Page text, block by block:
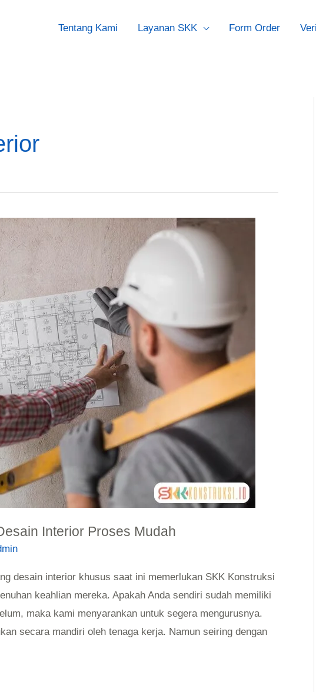
Tentang Kami Layanan SKK Form Order
Interior Proses Mudah
desain interior khusus saat ini memerlukan SKK Konstruksi
keahlian mereka. Apakah Anda sendiri sudah memiliki
maka kami menyarankan untuk segera mengurusnya.
secara mandiri oleh tenaga kerja. Namun seiring dengan